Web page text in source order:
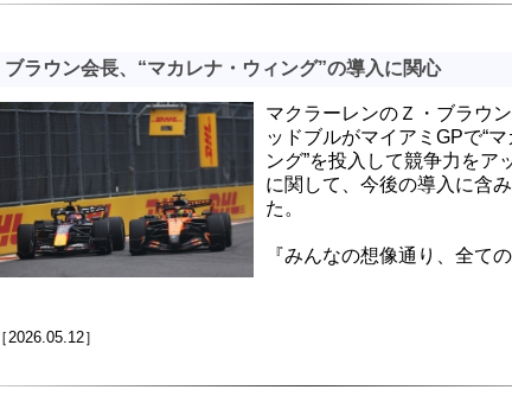
ブラウン会長、“マカレナ・ウィング”の導入に関心
マクラーレンのＺ・ブラウ
ッドブルがマイアミGPで“
ング”を投入して競争力をア
に関して、今後の導入に含
た。
『みんなの想像通り、全て
［2026.05.12］